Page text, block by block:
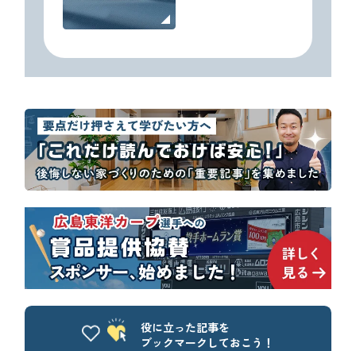
役に立った記事を
ブックマークしておこう！